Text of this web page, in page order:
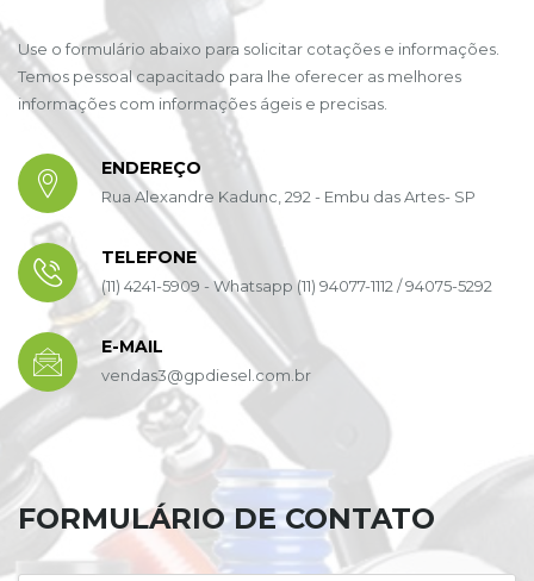
Use o formulário abaixo para solicitar cotações e informações.
Temos pessoal capacitado para lhe oferecer as melhores
informações com informações ágeis e precisas.
ENDEREÇO
Rua Alexandre Kadunc, 292 - Embu das Artes- SP
TELEFONE
(11) 4241-5909 - Whatsapp (11) 94077-1112 / 94075-5292
E-MAIL
vendas3@gpdiesel.com.br
FORMULÁRIO DE CONTATO